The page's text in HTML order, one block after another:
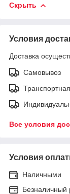
Скрыть
Условия
Доставка
Самовывоз
Все условия
Условия
Наличными
Безналичный